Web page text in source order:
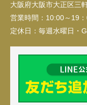
大阪府大阪市大正区三
営業時間： 10:00～19
定休日： 毎週水曜日・